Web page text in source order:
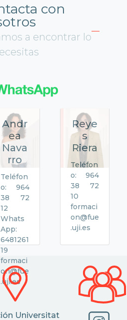
con
a encontrar lo
Andr
ea
Nava
rro
Teléfon
o: 964
38 72
12
Whats
App:
6481261
19
formaci
on@fue
.uji.es
Reye
s
Riera
Teléfon
o: 964
38 72
10
formaci
on@fue
.uji.es
Universitat